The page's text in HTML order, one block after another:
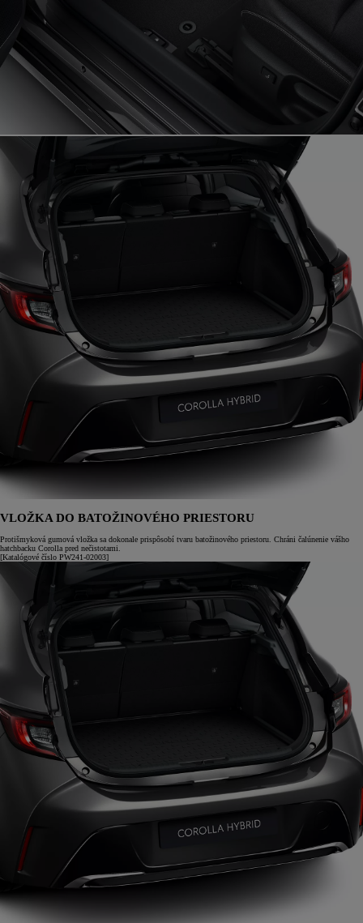
VLOŽKA DO BATOŽINOVÉHO PRIESTORU
Protišmyková gumová vložka sa dokonale prispôsobí tvaru batožinového priestoru. Chráni čalúnenie vášho
hatchbacku Corolla pred nečistotami.
[Katalógové číslo PW241-02003]